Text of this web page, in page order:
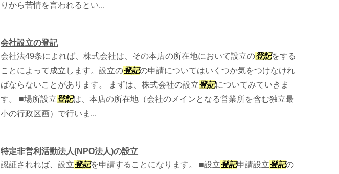
りから苦情を言われるとい...
会社設立の登記
会社法49条によれば、株式会社は、その本店の所在地において設立の登記をする
ことによって成立します。設立の登記の申請についてはいくつか気をつけなけれ
ばならないことがあります。 まずは、株式会社の設立登記についてみていきま
す。 ■場所設立登記は、本店の所在地（会社のメインとなる営業所を含む独立最
小の行政区画）で行いま...
特定非営利活動法人(NPO法人)の設立
認証されれば、設立登記を申請することになります。 ■設立登記申請設立登記の